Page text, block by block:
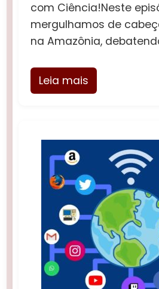
com Ciência!Neste
mergulhamos de
na Amazônia,
Leia mais